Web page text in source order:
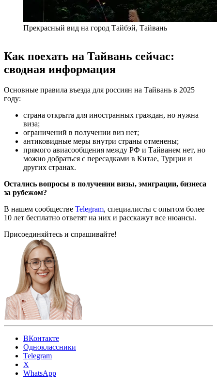
Прекрасный вид на город Тайбэй, Тайвань
Как поехать на Тайвань сейчас:
сводная информация
Основные правила въезда для россиян на Тайвань в 2025
году:
страна открыта для иностранных граждан, но нужна
виза;
ограничений в получении виз нет;
антиковидные меры внутри страны отменены;
прямого авиасообщения между РФ и Тайванем нет, но
можно добраться с пересадками в Китае, Турции и
других странах.
Остались вопросы в получении визы, эмиграции, бизнеса
за рубежом?
В нашем сообществе Telegram, специалисты с опытом более
10 лет бесплатно ответят на них и расскажут все нюансы.
Присоединяйтесь и спрашивайте!
ВКонтакте
Одноклассники
Telegram
X
WhatsApp